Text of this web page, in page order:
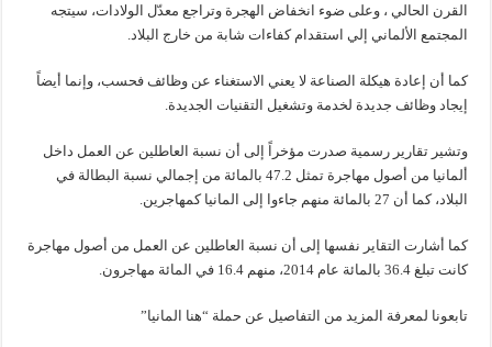
القرن الحالي ، وعلى ضوء انخفاض الهجرة وتراجع معدّل الولادات، سيتجه
المجتمع الألماني إلي استقدام كفاءات شابة من خارج البلاد.
كما أن إعادة هيكلة الصناعة لا يعني الاستغناء عن وظائف فحسب، وإنما أيضاً
إيجاد وظائف جديدة لخدمة وتشغيل التقنيات الجديدة.
وتشير تقارير رسمية صدرت مؤخراً إلى أن نسبة العاطلين عن العمل داخل
ألمانيا من أصول مهاجرة تمثل 47.2 بالمائة من إجمالي نسبة البطالة في
البلاد، كما أن 27 بالمائة منهم جاءوا إلى المانيا كمهاجرين.
كما أشارت التقاير نفسها إلى أن نسبة العاطلين عن العمل من أصول مهاجرة
كانت تبلغ 36.4 بالمائة عام 2014، منهم 16.4 في المائة مهاجرون.
تابعونا لمعرفة المزيد من التفاصيل عن حملة “هنا المانيا”